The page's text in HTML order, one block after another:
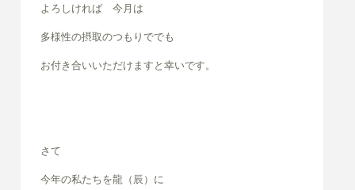
よろしければ 今月は
多様性の摂取のつもりででも
お付き合いいただけますと幸いです。
さて
今年の私たちを龍（辰）に